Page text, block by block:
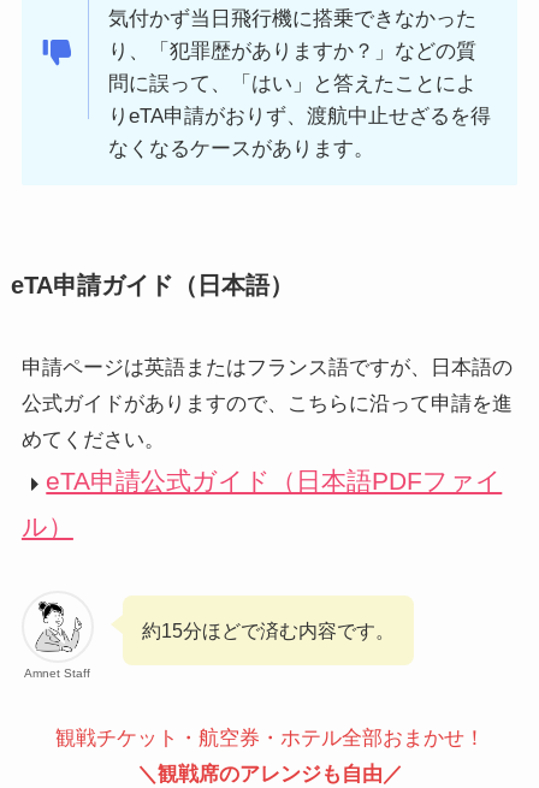
気付かず当日飛行機に搭乗できなかった
り、「犯罪歴がありますか？」などの質
問に誤って、「はい」と答えたことによ
りeTA申請がおりず、渡航中止せざるを得
なくなるケースがあります。
eTA申請ガイド（日本語）
申請ページは英語またはフランス語ですが、日本語の
公式ガイドがありますので、こちらに沿って申請を進
めてください。
eTA申請公式ガイド（日本語PDFファイ
ル）
Amnet Staff
約15分ほどで済む内容です。
観戦チケット・航空券・ホテル全部おまかせ！
＼観戦席のアレンジも自由／